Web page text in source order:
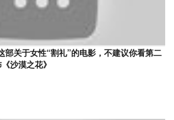
部关于女性“割礼”的电影，不建议你看第二
沙漠之花》